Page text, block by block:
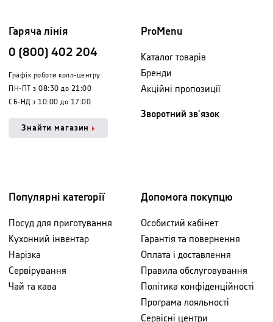
Гаряча лінія
0 (800) 402 204
Графік роботи колл-центру
ПН-ПТ з 08:30 до 21:00
СБ-НД з 10:00 до 17:00
Знайти магазин
ProMenu
Каталог товарів
Бренди
Акційні пропозиції
Зворотний зв'язок
Популярні категорії
Посуд для приготування
Кухонний інвентар
Нарізка
Сервірування
Чай та кава
Допомога покупцю
Особистий кабінет
Гарантія та повернення
Оплата і доставлення
Правила обслуговування
Політика конфіденційності
Програма лояльності
Сервісні центри